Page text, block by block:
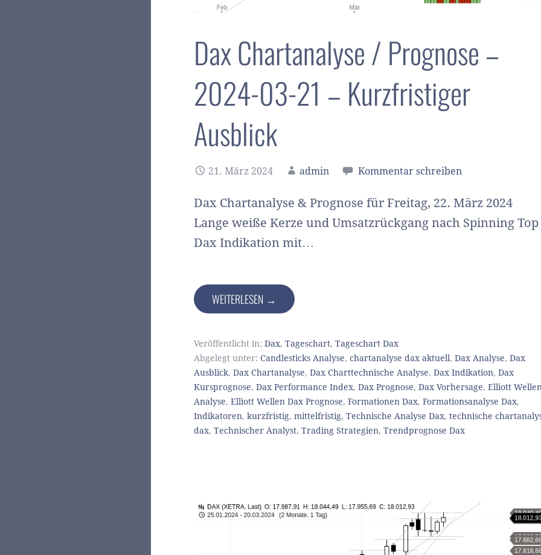
Dax Chartanalyse / Prognose –
2024-03-21 – Kurzfristiger
Ausblick
21. März 2024 admin Kommentar schreiben
Dax Chartanalyse & Prognose für Freitag, 22. März 2024
Lange weiße Kerze und Umsatzrückgang nach Spinning Top
Dax Indikation mit…
WEITERLESEN →
Veröffentlicht in: Dax, Tageschart, Tageschart Dax
Abgelegt unter: Candlesticks Analyse, chartanalyse dax aktuell, Dax Analyse, Dax
Ausblick, Dax Chartanalyse, Dax Charttechnische Analyse, Dax Indikation, Dax
Kursprognose, Dax Performance Index, Dax Prognose, Dax Vorhersage, Elliott
Analyse, Elliott Wellen Dax Prognose, Formationen Dax, Formationsanalyse Dax,
Indikatoren, kurzfristig, mittelfristig, Technische Analyse Dax, technische
dax, Technischer Analyst, Trading Strategien, Trendprognose Dax